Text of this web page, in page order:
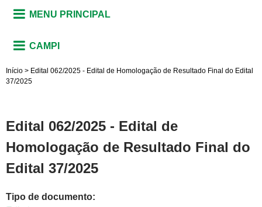
MENU PRINCIPAL
CAMPI
Início > Edital 062/2025 - Edital de Homologação de Resultado Final do Edital
37/2025
Edital 062/2025 - Edital de
Homologação de Resultado Final do
Edital 37/2025
Tipo de documento: